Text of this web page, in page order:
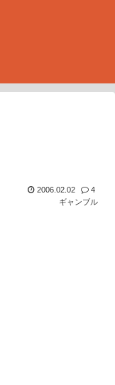
2006.02.02
4
ギャンブル